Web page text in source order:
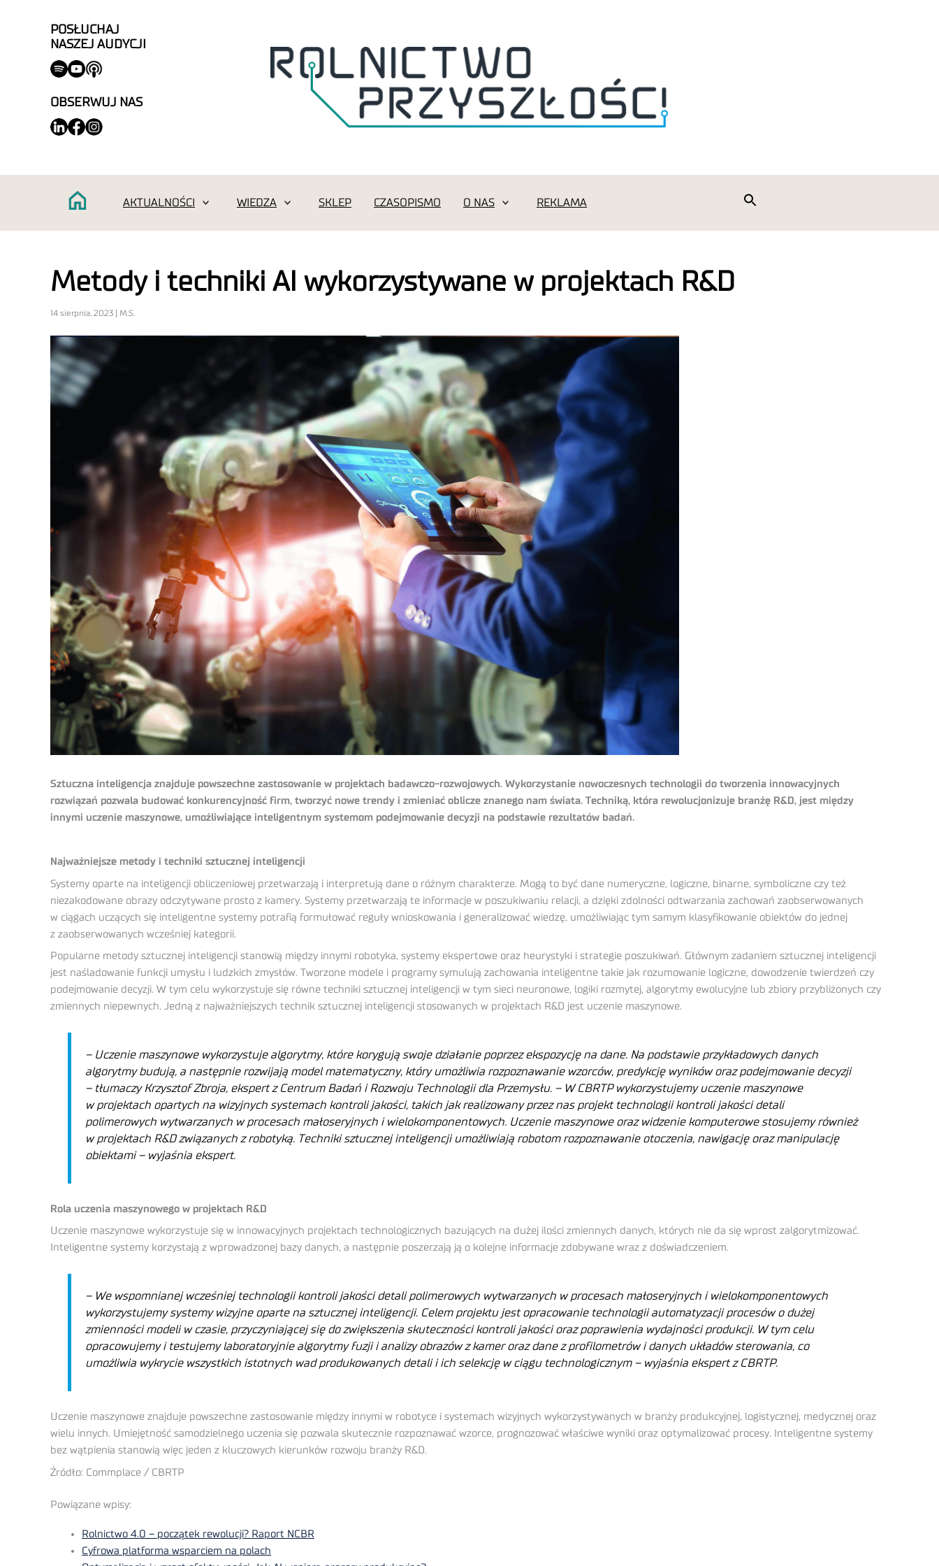
POSŁUCHAJ
NASZEJ AUDYCJI
OBSERWUJ NAS
AKTUALNOŚCI WIEDZA SKLEP CZASOPISMO O NAS REKLAMA
Metody i techniki AI wykorzystywane w projektach R&D
14 sierpnia, 2023 | M.S.
Sztuczna inteligencja znajduje powszechne zastosowanie w projektach badawczo-rozwojowych. Wykorzystanie nowoczesnych technologii do tworzenia innowacyjnych
rozwiązań pozwala budować konkurencyjność firm, tworzyć nowe trendy i zmieniać oblicze znanego nam świata. Techniką, która rewolucjonizuje branżę R&D, jest między
innymi uczenie maszynowe, umożliwiające inteligentnym systemom podejmowanie decyzji na podstawie rezultatów badań.
Najważniejsze metody i techniki sztucznej inteligencji
Systemy oparte na inteligencji obliczeniowej przetwarzają i interpretują dane o różnym charakterze. Mogą to być dane numeryczne, logiczne, binarne, symboliczne czy też
niezakodowane obrazy odczytywane prosto z kamery. Systemy przetwarzają te informacje w poszukiwaniu relacji, a dzięki zdolności odtwarzania zachowań zaobserwowanych
w ciągach uczących się inteligentne systemy potrafią formułować reguły wnioskowania i generalizować wiedzę, umożliwiając tym samym klasyfikowanie obiektów do jednej
z zaobserwowanych wcześniej kategorii.
Popularne metody sztucznej inteligencji stanowią między innymi robotyka, systemy ekspertowe oraz heurystyki i strategie poszukiwań. Głównym zadaniem sztucznej inteligencji
jest naśladowanie funkcji umysłu i ludzkich zmysłów. Tworzone modele i programy symulują zachowania inteligentne takie jak rozumowanie logiczne, dowodzenie twierdzeń czy
podejmowanie decyzji. W tym celu wykorzystuje się równe techniki sztucznej inteligencji w tym sieci neuronowe, logiki rozmytej, algorytmy ewolucyjne lub zbiory przybliżonych czy
zmiennych niepewnych. Jedną z najważniejszych technik sztucznej inteligencji stosowanych w projektach R&D jest uczenie maszynowe.
– Uczenie maszynowe wykorzystuje algorytmy, które korygują swoje działanie poprzez ekspozycję na dane. Na podstawie przykładowych danych
algorytmy budują, a następnie rozwijają model matematyczny, który umożliwia rozpoznawanie wzorców, predykcję wyników oraz podejmowanie decyzji
– tłumaczy Krzysztof Zbroja, ekspert z Centrum Badań i Rozwoju Technologii dla Przemysłu. – W CBRTP wykorzystujemy uczenie maszynowe
w projektach opartych na wizyjnych systemach kontroli jakości, takich jak realizowany przez nas projekt technologii kontroli jakości detali
polimerowych wytwarzanych w procesach małoseryjnych i wielokomponentowych. Uczenie maszynowe oraz widzenie komputerowe stosujemy również
w projektach R&D związanych z robotyką. Techniki sztucznej inteligencji umożliwiają robotom rozpoznawanie otoczenia, nawigację oraz manipulację
obiektami – wyjaśnia ekspert.
Rola uczenia maszynowego w projektach R&D
Uczenie maszynowe wykorzystuje się w innowacyjnych projektach technologicznych bazujących na dużej ilości zmiennych danych, których nie da się wprost zalgorytmizować.
Inteligentne systemy korzystają z wprowadzonej bazy danych, a następnie poszerzają ją o kolejne informacje zdobywane wraz z doświadczeniem.
– We wspomnianej wcześniej technologii kontroli jakości detali polimerowych wytwarzanych w procesach małoseryjnych i wielokomponentowych
wykorzystujemy systemy wizyjne oparte na sztucznej inteligencji. Celem projektu jest opracowanie technologii automatyzacji procesów o dużej
zmienności modeli w czasie, przyczyniającej się do zwiększenia skuteczności kontroli jakości oraz poprawienia wydajności produkcji. W tym celu
opracowujemy i testujemy laboratoryjnie algorytmy fuzji i analizy obrazów z kamer oraz dane z profilometrów i danych układów sterowania, co
umożliwia wykrycie wszystkich istotnych wad produkowanych detali i ich selekcję w ciągu technologicznym – wyjaśnia ekspert z CBRTP.
Uczenie maszynowe znajduje powszechne zastosowanie między innymi w robotyce i systemach wizyjnych wykorzystywanych w branży produkcyjnej, logistycznej, medycznej oraz
wielu innych. Umiejętność samodzielnego uczenia się pozwala skutecznie rozpoznawać wzorce, prognozować właściwe wyniki oraz optymalizować procesy. Inteligentne systemy
bez wątpienia stanowią więc jeden z kluczowych kierunków rozwoju branży R&D.
Źródło: Commplace / CBRTP
Powiązane wpisy:
Rolnictwo 4.0 – początek rewolucji? Raport NCBR
Cyfrowa platforma wsparciem na polach